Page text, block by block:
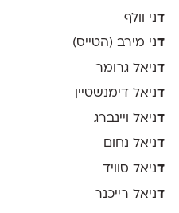
דני וולף
דני מירב (הטייס)
דניאל גרומר
דניאל דימנשטיין
דניאל ויינברג
דניאל נחום
דניאל סוויד
דניאל רייכנר